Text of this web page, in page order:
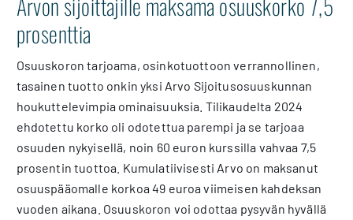
prosenttia
Osuuskoron tarjoama, osinkotuottoon verrannollinen,
tasainen tuotto onkin yksi Arvo Sijoitusosuuskunnan
houkuttelevimpia ominaisuuksia. Tilikaudelta 2024
ehdotettu korko oli odotettua parempi ja se tarjoaa
osuuden nykyisellä, noin 60 euron kurssilla vahvaa 7,5
prosentin tuottoa. Kumulatiivisesti Arvo on maksanut
osuuspääomalle korkoa 49 euroa viimeisen kahdeksan
vuoden aikana. Osuuskoron voi odottaa pysyvän hyvällä